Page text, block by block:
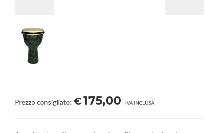
Prezzo consigliato: €175,00 IVA INCLUSA